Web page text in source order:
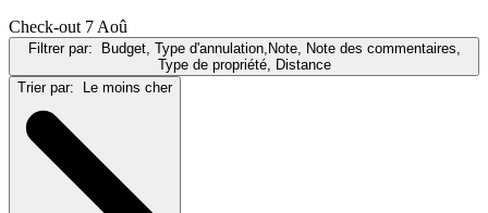
Check-out 7 Aoû
Filtrer par:
Budget, Type d'annulation,Note, Note des commentaires,
Type de propriété, Distance
Trier par:
Le moins cher